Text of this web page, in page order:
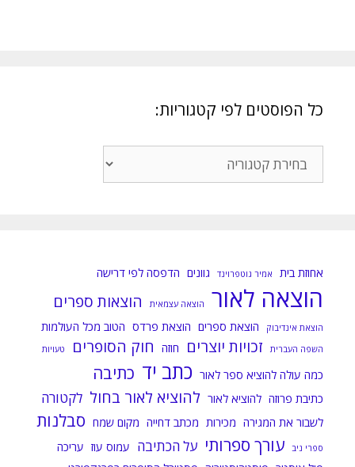
כל הפוסטים לפי קטגוריות:
הפוסטים
אחוזת בית אמיר גוטפרוינד גוונים הדפסה לפי דרישה
הוצאה לאור הוצאה עצמאית הוצאות ספרים
הוצאת אינדיבוק הוצאת ספרים הוצאת פרדס הטוב מכל העולמות
השפה העברית זכויות יוצרים חוזה חוק הסופרים טעויות
כמה עולה להוציא ספר לאור כתב יד כתיבה
כתיבת פרוזה להוציא לאור להוציא לאור בחול לקטורה
לשבור את המגירה מכירות מכתב דחייה מקום שמח סבלנות
ספרי ניב עורך ספרותי על הכתיבה עמוס עוז עריכה